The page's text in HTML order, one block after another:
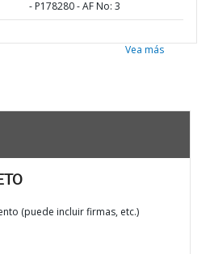
- P178280 - AF No: 3
Vea más
(puede incluir firmas, etc.)